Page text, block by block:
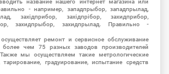
название нашего интернет магазина или
- например, западпрыбор, западпрылад,
західприбор, західпрібор, захидприбор,
захидпрыбор, захидпрылад. Правильно -
ремонт и сервисное обслуживание
более чем 75 разных заводов производителей
мы осуществляем такие метрологические
градуирование, испытание средств